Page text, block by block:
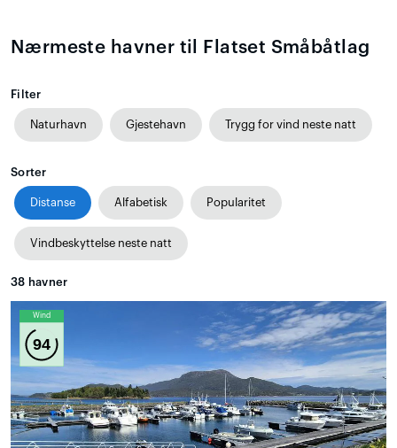
Nærmeste havner til Flatset Småbåtlag
Filter
Naturhavn Gjestehavn Trygg for vind neste natt
Sorter
Distanse Alfabetisk Popularitet
Vindbeskyttelse neste natt
38 havner
Wind
94